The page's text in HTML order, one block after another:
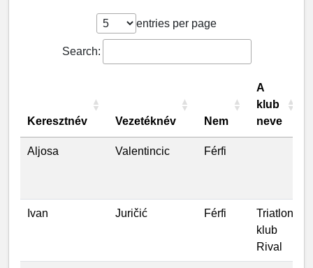
entries per page
Search:
Keresztnév Vezetéknév Nem
A
klub
neve
Aljosa Valentincic Férfi
Ivan Juričić Férfi
Triatlon
klub
Rival